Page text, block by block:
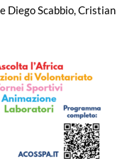
Diego Scabbio, Cristian